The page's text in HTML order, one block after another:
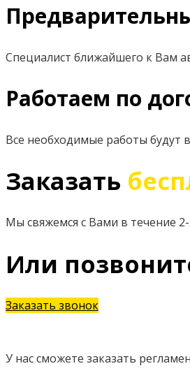
Специалист ближайшего к Вам
Работаем по
Все необходимые работы
Заказать
Мы свяжемся с Вами в течение
Или
Заказать звонок
У нас сможете заказать